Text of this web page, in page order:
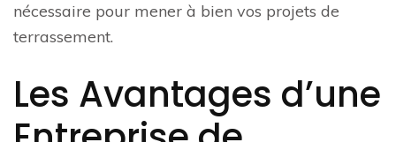
nécessaire pour mener à bien vos projets de
terrassement.
Les Avantages d’une